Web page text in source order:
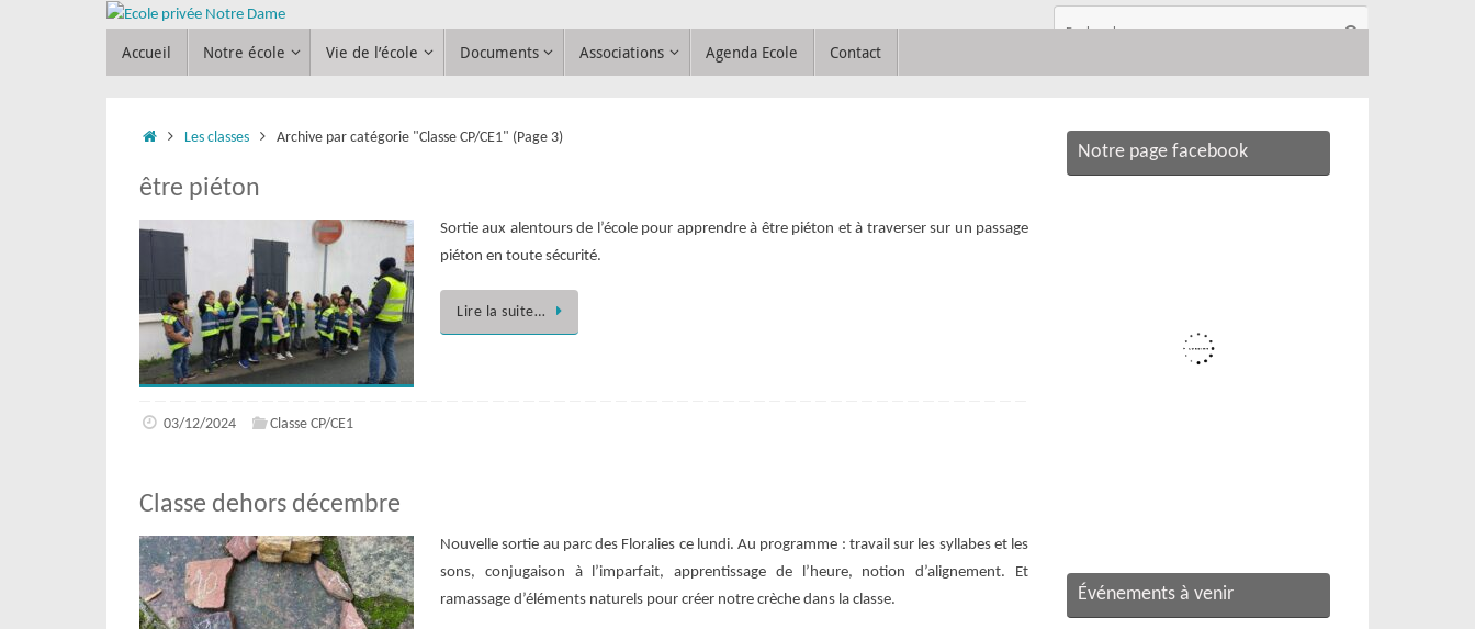
:
Rechercher
Accueil Notre école Vie de l’école Documents Associations Agenda Ecole Contact
AccueilLes classes Archive par catégorie "Classe CP/CE1" (Page 3)
être piéton
Sortie aux alentours de l’école pour apprendre à être piéton et à traverser sur un passage
piéton en toute sécurité.
Lire la suite…
03/12/2024 Classe CP/CE1
Classe dehors décembre
Nouvelle sortie au parc des Floralies ce lundi. Au programme : travail sur les syllabes et les
sons, conjugaison à l’imparfait, apprentissage de l’heure, notion d’alignement. Et
ramassage d’éléments naturels pour créer notre crèche dans la classe.
Notre page facebook
Événements à venir